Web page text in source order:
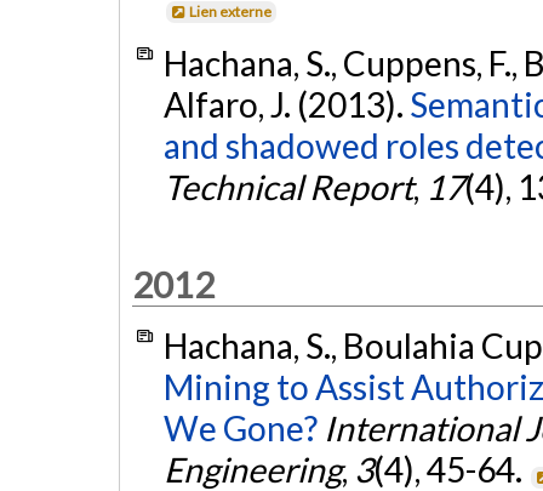
Lien externe
Hachana, S., Cuppens,
Alfaro, J. (2013).
and shadowed roles
Technical Report, 17(4),
2012
Hachana, S., Boulahia
Mining to Assist
We Gone? International
Engineering, 3(4), 45-64.